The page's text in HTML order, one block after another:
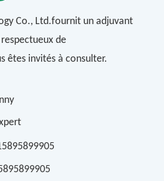
Co., Ltd.fournit un adjuvant
de
êtes invités à consulter.